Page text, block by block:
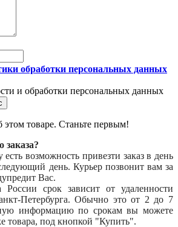
обработки персональных данных
и обработки персональных данных
этом товаре. Станьте первым!
заказа?
возможность привезти заказ в день
день. Курьер позвонит вам за
Вас.
России срок зависит от удаленности
Петербурга. Обычно это от 2 до 7
информацию по срокам вы можете
товара, под кнопкой "Купить".